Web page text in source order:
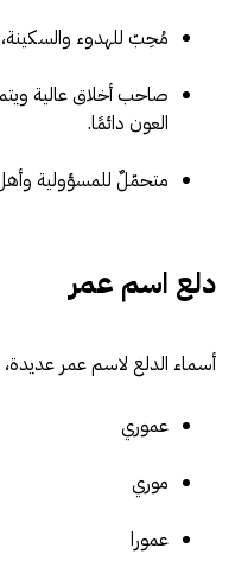
مُحِبّ للهدوء
صاحب أخلاق عالية
العون دائمًا.
متحمّلٌ للمسؤولية وأهل
دلع اسم عمر
أسماء الدلع لاسم عمر عديدة،
عموري
موري
عمورا